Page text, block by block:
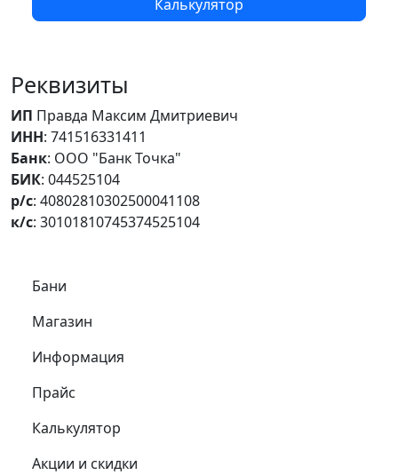
Калькулятор
Реквизиты
ИП Правда Максим Дмитриевич
ИНН: 741516331411
Банк: ООО "Банк Точка"
БИК: 044525104
р/с: 40802810302500041108
к/с: 30101810745374525104
Самое важное
Бани
Магазин
Информация
Прайс
Калькулятор
Акции и скидки